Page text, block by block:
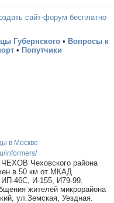
сайт-форум бесплатно
Губернского • Вопросы к
• Попутчики
в Москве
informers/
Чеховского района
в 50 км от МКАД.
46С, И-155, И79-99.
жителей микрорайона
ул.Земская, Уездная.